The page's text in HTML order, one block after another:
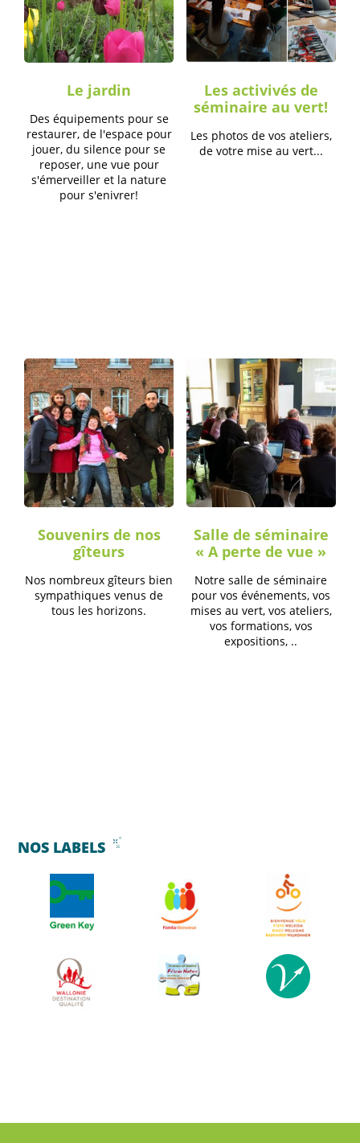
Le jardin
Des équipements pour se
restaurer, de l'espace pour
jouer, du silence pour se
reposer, une vue pour
s'émerveiller et la nature
pour s'enivrer!
Les activivés de
séminaire au vert!
Les photos de vos ateliers,
de votre mise au vert...
Souvenirs de nos
gîteurs
Nos nombreux gîteurs bien
sympathiques venus de
tous les horizons.
Salle de séminaire
« A perte de vue »
Notre salle de séminaire
pour vos événements, vos
mises au vert, vos ateliers,
vos formations, vos
expositions, ..
NOS LABELS